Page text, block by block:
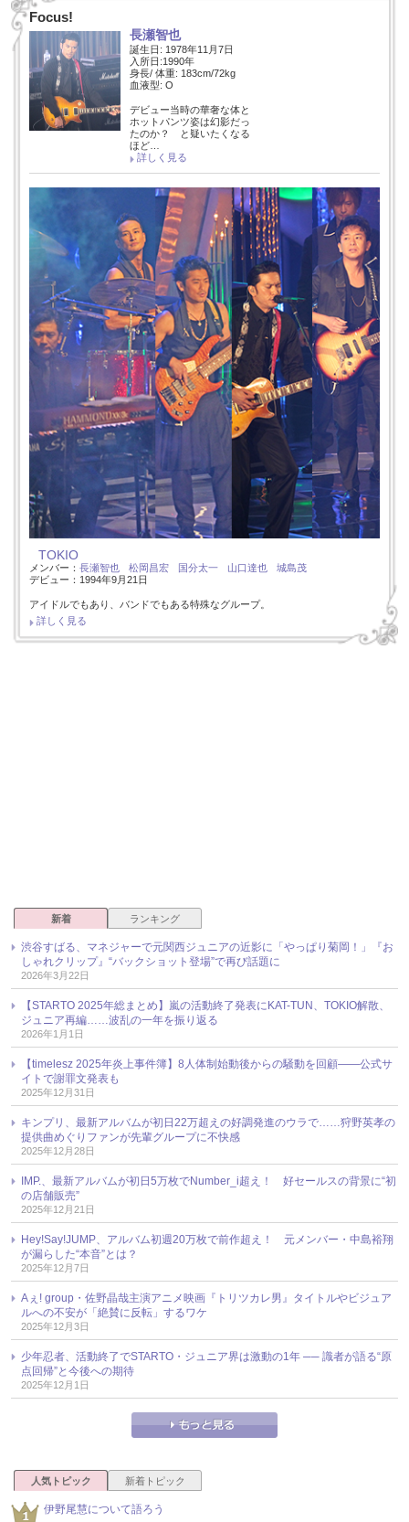
Focus!
長瀬智也
誕生日: 1978年11月7日
入所日:1990年
身長/ 体重: 183cm/72kg
血液型: O
デビュー当時の華奢な体と
ホットパンツ姿は幻影だっ
たのか？ と疑いたくなる
ほど…
詳しく見る
TOKIO
メンバー： 長瀬智也 松岡昌宏 国分太一 山口達也
城島茂
デビュー：1994年9月21日
アイドルでもあり、バンドでもある特殊なグループ。
詳しく見る
新着 ランキング
渋谷すばる、マネジャーで元関西ジュニアの近影に「やっぱり菊岡！」『お
しゃれクリップ』“バックショット登場”で再び話題に
2026年3月22日
【STARTO 2025年総まとめ】嵐の活動終了発表にKAT-TUN、TOKIO解散、
ジュニア再編……波乱の一年を振り返る
2026年1月1日
【timelesz 2025年炎上事件簿】8人体制始動後からの騒動を回顧――公式サ
イトで謝罪文発表も
2025年12月31日
キンプリ、最新アルバムが初日22万超えの好調発進のウラで……狩野英孝の
提供曲めぐりファンが先輩グループに不快感
2025年12月28日
IMP.、最新アルバムが初日5万枚でNumber_i超え！ 好セールスの背景に“初
の店舗販売”
2025年12月21日
Hey!Say!JUMP、アルバム初週20万枚で前作超え！ 元メンバー・中島裕翔
が漏らした“本音”とは？
2025年12月7日
Aぇ! group・佐野晶哉主演アニメ映画『トリツカレ男』タイトルやビジュア
ルへの不安が「絶賛に反転」するワケ
2025年12月3日
少年忍者、活動終了でSTARTO・ジュニア界は激動の1年 ── 識者が語る“原
点回帰”と今後への期待
2025年12月1日
人気トピック 新着トピック
伊野尾慧について語ろう